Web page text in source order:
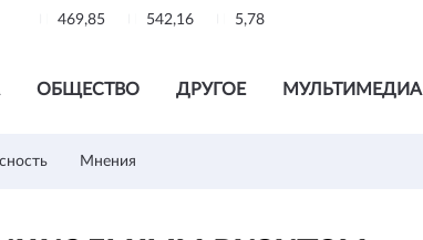
469,85 542,16 5,78
ОБЩЕСТВО ДРУГОЕ МУЛЬТИМЕДИА
Мнения